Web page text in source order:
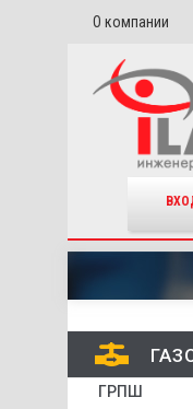
О компании
ГРПШ